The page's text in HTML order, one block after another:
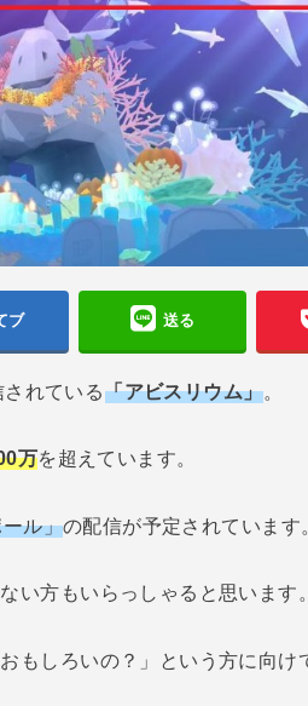
ブ 送る
れている「アビスリウム」。
万を超えています。
ル」の配信が予定されています
い方もいらっしゃると思います。
もしろいの？」という方に向け